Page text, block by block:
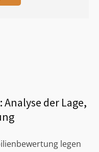
Analyse der Lage,
legen